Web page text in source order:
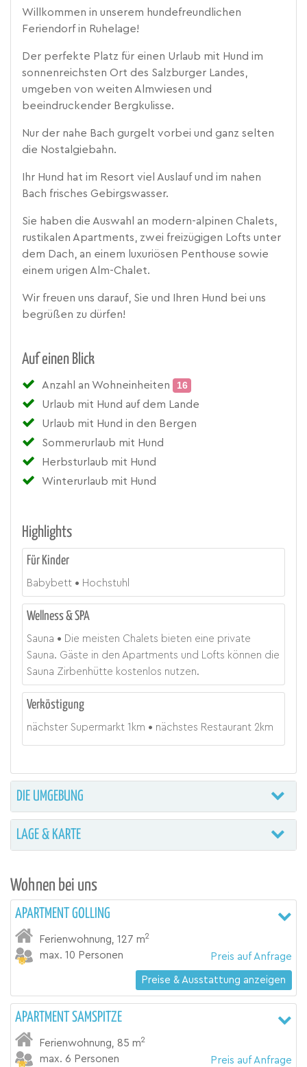
Willkommen in unserem hundefreundlichen
Feriendorf in Ruhelage!
Der perfekte Platz für einen Urlaub mit Hund im
sonnenreichsten Ort des Salzburger Landes,
umgeben von weiten Almwiesen und
beeindruckender Bergkulisse.
Nur der nahe Bach gurgelt vorbei und ganz selten
die Nostalgiebahn.
Ihr Hund hat im Resort viel Auslauf und im nahen
Bach frisches Gebirgswasser.
Sie haben die Auswahl an modern-alpinen Chalets,
rustikalen Apartments, zwei freizügigen Lofts unter
dem Dach, an einem luxuriösen Penthouse sowie
einem urigen Alm-Chalet.
Wir freuen uns darauf, Sie und Ihren Hund bei uns
begrüßen zu dürfen!
Auf einen Blick
Anzahl an Wohneinheiten
16
Urlaub mit Hund auf dem Lande
Urlaub mit Hund in den Bergen
Sommerurlaub mit Hund
Herbsturlaub mit Hund
Winterurlaub mit Hund
Highlights
Für Kinder
Babybett Hochstuhl
Wellness & SPA
Sauna
Die meisten Chalets bieten eine private
Sauna. Gäste in den Apartments und Lofts können die
Sauna Zirbenhütte kostenlos nutzen.
Verköstigung
nächster Supermarkt 1 km nächstes Restaurant 2km
DIE UMGEBUNG
LAGE & KARTE
Wohnen bei uns
APARTMENT GOLLING
Ferienwohnung ,127 m2
max. 10 Personen Preis auf Anfrage
Preise & Ausstattung anzeigen
APARTMENT SAMSPITZE
Ferienwohnung 85 m2
max. 6 Personen Preis auf Anfrage